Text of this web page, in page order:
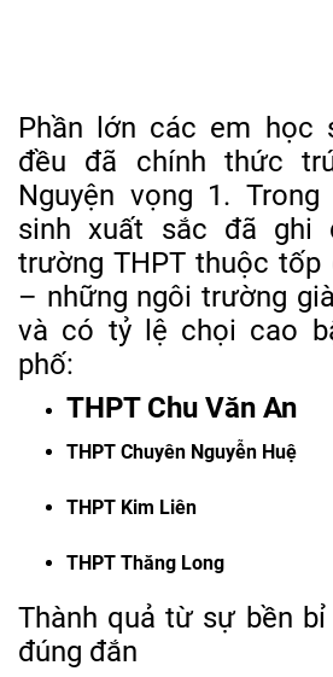
Phần lớn các em học
đều đã chính thức
Nguyện vọng 1.
sinh xuất sắc đã ghi
trường THPT thuộc tốp
– những ngôi trường
và có tỷ lệ chọi cao
phố:
THPT Chu Văn An
THPT Chuyên Nguyễn Huệ
THPT Kim Liên
THPT Thăng Long
Thành quả từ sự bền
đúng đắn